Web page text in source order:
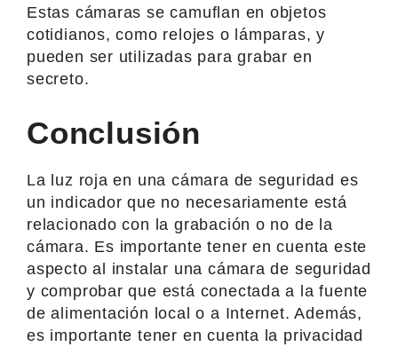
Estas cámaras se camuflan en objetos
cotidianos, como relojes o lámparas, y
pueden ser utilizadas para grabar en
secreto.
Conclusión
La luz roja en una cámara de seguridad es
un indicador que no necesariamente está
relacionado con la grabación o no de la
cámara. Es importante tener en cuenta este
aspecto al instalar una cámara de seguridad
y comprobar que está conectada a la fuente
de alimentación local o a Internet. Además,
es importante tener en cuenta la privacidad